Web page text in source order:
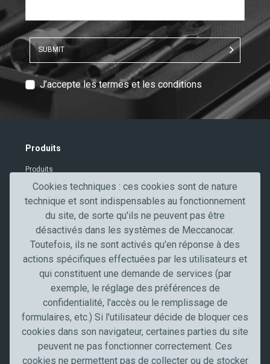
SUBMIT
T
V
r
f
a
t
J’accepte les termes et les conditions
Produits
Produits
Contacts
Secteurs professionnels
Secteur de l'automobile
Truck, transport et poids lourds
Artisans et PME
Industrie
Meccanocar France
Qui sommes nous
Cookies techniques : ces cookies sont de nature
technique et sont indispensables au fonctionnement
du site, de sorte qu'ils ne peuvent pas être
désactivés dans les systèmes de Meccanocar.
Toutefois, ils ne sont activés qu'en réponse à des
actions spécifiques effectuées par les utilisateurs et
qui constituent une demande de services (par
exemple, le réglage des préférences de
confidentialité, l'accès ou le remplissage de
formulaires, etc.) Si l'utilisateur décide de bloquer ces
cookies dans son navigateur, certaines parties du site
peuvent ne pas fonctionner correctement. Ces
cookies ne permettent pas de collecter ou de stocker